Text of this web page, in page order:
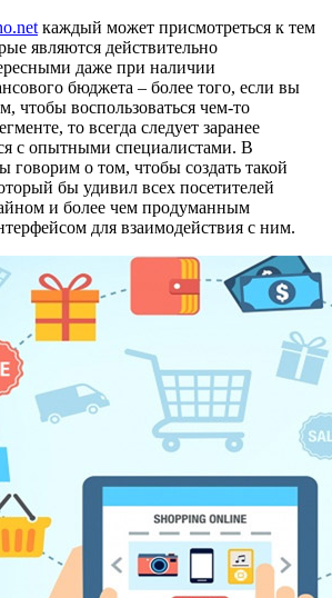
каждый может присмотреться к тем
являются действительно
даже при наличии
бюджета – более того, если вы
чтобы воспользоваться чем-то
то всегда следует заранее
с опытными специалистами. В
говорим о том, чтобы создать такой
бы удивил всех посетителей
и более чем продуманным
для взаимодействия с ним.